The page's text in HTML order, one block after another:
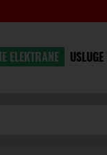
ELEKTRANE USLUGE